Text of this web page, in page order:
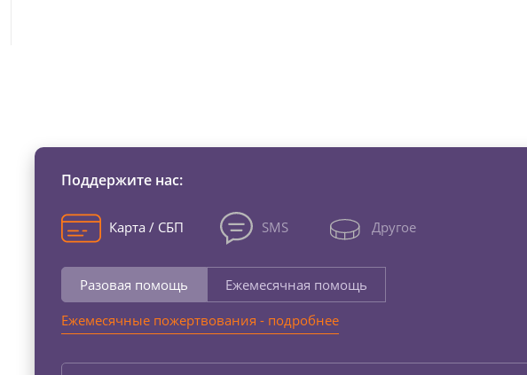
Поддержите нас:
Карта / СБП SMS Другое
Разовая помощь
Ежемесячная помощь
Ежемесячные пожертвования - подробнее